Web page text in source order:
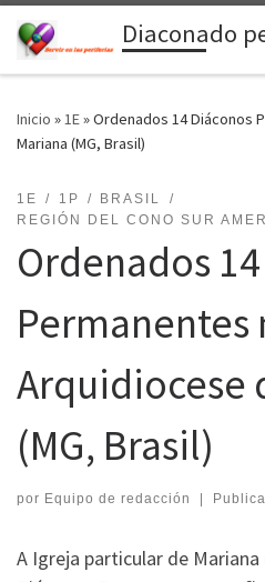
Saltar al contenidoDiaconado
Inicio »1E»Ordenados 14 Diáconos
Mariana (MG, Brasil)
1E 1P
BRASIL
REGIÓN DEL CONO SUR
Ordenados
Permanentes
Arquidiocese
(MG, Brasil)
por Equipo de redacción
A Igreja particular de